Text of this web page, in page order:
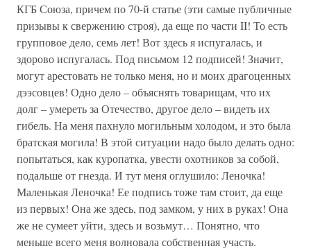
КГБ Союза, причем по 70-й статье (эти самые публичные
призывы к свержению строя), да еще по части II! То есть
групповое дело, семь лет! Вот здесь я испугалась, и
здорово испугалась. Под письмом 12 подписей! Значит,
могут арестовать не только меня, но и моих драгоценных
дээсовцев! Одно дело – объяснять товарищам, что их
долг – умереть за Отечество, другое дело – видеть их
гибель. На меня пахнуло могильным холодом, и это была
братская могила! В этой ситуации надо было делать одно:
попытаться, как куропатка, увести охотников за собой,
подальше от гнезда. И тут меня оглушило: Леночка!
Маленькая Леночка! Ее подпись тоже там стоит, да еще
из первых! Она же здесь, под замком, у них в руках! Она
же не сумеет уйти, здесь и возьмут… Понятно, что
меньше всего меня волновала собственная участь.